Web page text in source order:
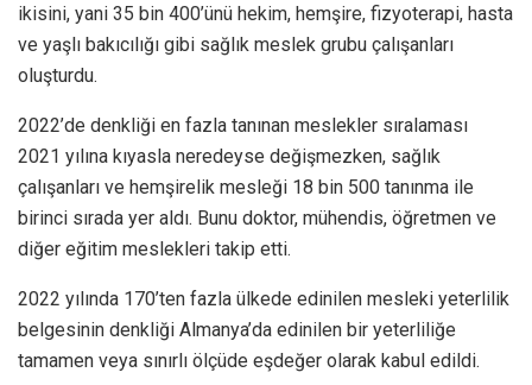
ikisini, yani 35 bin 400’ünü hekim, hemşire, fizyoterapi, hasta
ve yaşlı bakıcılığı gibi sağlık meslek grubu çalışanları
oluşturdu.
2022’de denkliği en fazla tanınan meslekler sıralaması
2021 yılına kıyasla neredeyse değişmezken, sağlık
çalışanları ve hemşirelik mesleği 18 bin 500 tanınma ile
birinci sırada yer aldı. Bunu doktor, mühendis, öğretmen ve
diğer eğitim meslekleri takip etti.
2022 yılında 170’ten fazla ülkede edinilen mesleki yeterlilik
belgesinin denkliği Almanya’da edinilen bir yeterliliğe
tamamen veya sınırlı ölçüde eşdeğer olarak kabul edildi.